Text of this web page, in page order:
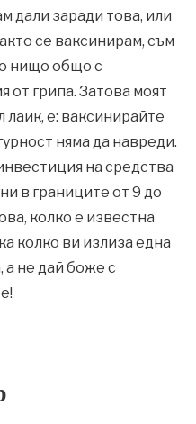
дали заради това, или
се ваксинирам, съм
нищо общо с
грипа. Затова моят
лаик, е: ваксинирайте
няма да навреди.
на средства
в границите от 9 до
колко е известна
колко ви излиза една
а не дай боже с